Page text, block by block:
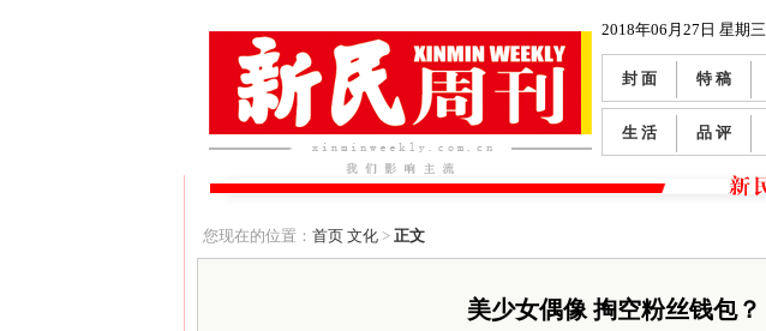
2018年06月27日 星期三
封 面 特 稿
生 活 品 评
您现在的位置： 首页 文化> 正文
美少女偶像 掏空粉丝钱包？